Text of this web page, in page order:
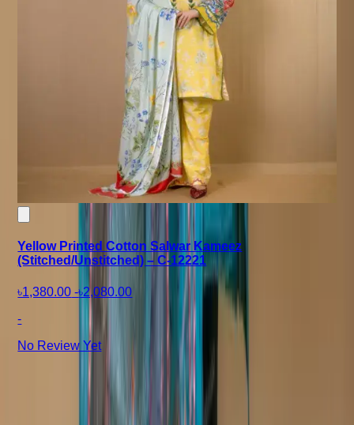
Yellow Printed Cotton Salwar Kameez
(Stitched/Unstitched) – C-12221
৳1,380.00 -৳2,080.00
-
No Review Yet